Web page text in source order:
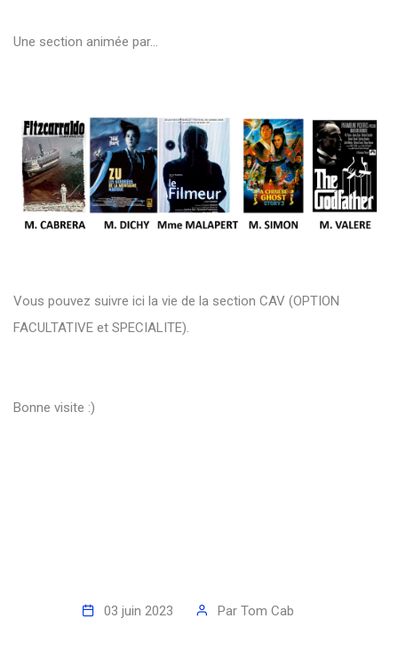
Une section animée par...
Vous pouvez suivre ici la vie de la section CAV (OPTION
FACULTATIVE et SPECIALITE).
Bonne visite :)
03 juin 2023 Par Tom Cab